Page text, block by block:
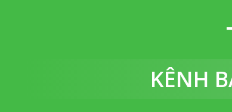
KÊNH